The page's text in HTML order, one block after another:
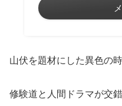
山伏を題材にした異色の時
修験道と人間ドラマが交錯